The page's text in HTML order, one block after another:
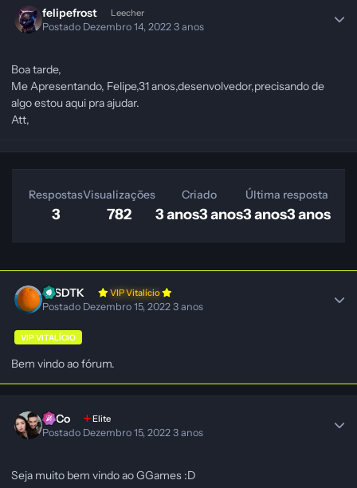
felipefrost Leecher
Postado Dezembro 14, 20223 anos
Boa tarde,
Me Apresentando, Felipe,31 anos,desenvolvedor,precisando de
algo estou aqui pra ajudar.
Att,
Respostas
3
Visualizações
782
Criado
3 anos3 anos
Última resposta
3 anos3 anos
DISDTK VIP Vitalício
Postado Dezembro 15, 20223 anos
VIP VITALÍCIO
Bem vindo ao fórum.
SeCo Elite
Postado Dezembro 15, 20223 anos
Seja muito bem vindo ao GGames :D